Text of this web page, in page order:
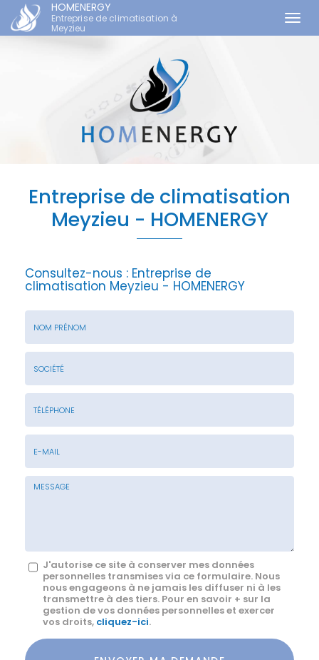
HOMENERGY
Entreprise de climatisation à
Meyzieu
Entreprise de climatisation
Meyzieu - HOMENERGY
Consultez-nous : Entreprise de
climatisation Meyzieu - HOMENERGY
Nom
Prénom
Société
Téléphone
E-
Message
J'autorise ce site à conserver mes données
personnelles transmises via ce formulaire. Nous
nous engageons à ne jamais les diffuser ni à les
transmettre à des tiers. Pour en savoir + sur la
gestion de vos données personnelles et exercer
vos droits, cliquez-ici.
Acceptation